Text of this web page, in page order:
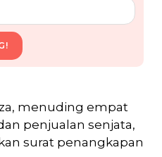
menuding empat
penjualan senjata,
surat penangkapan